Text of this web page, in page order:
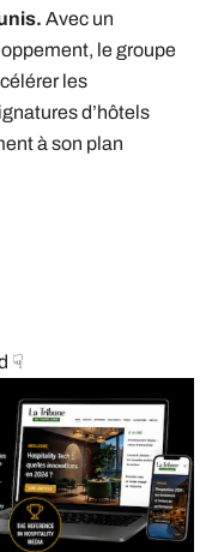
Avec un
le groupe
les
d’hôtels
à son plan
☟